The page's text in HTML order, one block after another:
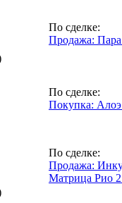
По сделке:
Продажа:
По сделке:
Покупка: Алоэ
По сделке:
Продажа:
Матрица Рио